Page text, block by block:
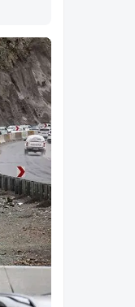
خوانش
شهید؛